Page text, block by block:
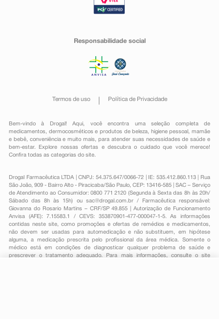
Responsabilidade social
Termos de uso Política de Privacidade
Bem-vindo à Drogal! Aqui, você encontra uma seleção completa de
medicamentos , dermocosméticos e produtos de beleza, higiene pessoal ,mamãe
e bebê, conveniênciae muito mais, para atender suas necessidades de saúde e
bem-estar. Explore nossas ofertas e descubra o cuidado que você merece!
Confira todas as categorias do site.
Drogal Farmacêutica LTDA | CNPJ: 54.375.647/0066-72 | IE: 535.412.860.113 | Rua
São João, 909 - Bairro Alto - Piracicaba/São Paulo, CEP: 13416-585 | SAC – Serviço
de Atendimento ao Consumidor: 0800 771 2120 (Segunda à Sexta das 8h às 20h/
Sábado das 8h às 15h) ou sac@drogal.com.br/ Farmacêutica responsável:
Giovanna do Rosario Martins – CRF/SP 49.855 | Autorização de Funcionamento
Anvisa (AFE): 7.15583.1 / CEVS: 353870901-477-000047-1-5. As informações
contidas neste site, como promoções e ofertas de remédios e medicamentos,
não devem ser usadas para automedicação e não substituem, em hipótese
alguma, a medicação prescrita pelo profissional da área médica. Somente o
médico está em condições de diagnosticar qualquer problema de saúde e
prescrever o tratamento adequado. Para mais informações, consulte o site